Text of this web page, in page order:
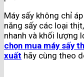
Máy sấy không chỉ
năng sấy các loại
nhanh và khối lượng
chọn mua máy sấy
xuất hãy cùng theo